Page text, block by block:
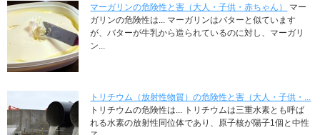
マーガリンの危険性と害（大人・子供・赤ちゃん）
マー
ガリンの危険性は... マーガリンはバターと似ています
が、バターが牛乳から造られているのに対し、マーガリ
ン...
トリチウム（放射性物質）の危険性と害（大人・子供・...
トリチウムの危険性は... トリチウムは三重水素とも呼ば
れる水素の放射性同位体であり、原子核が陽子1個と中性